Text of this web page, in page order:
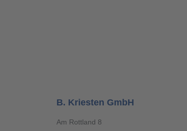
B. Kriesten GmbH
Am Rottland 8